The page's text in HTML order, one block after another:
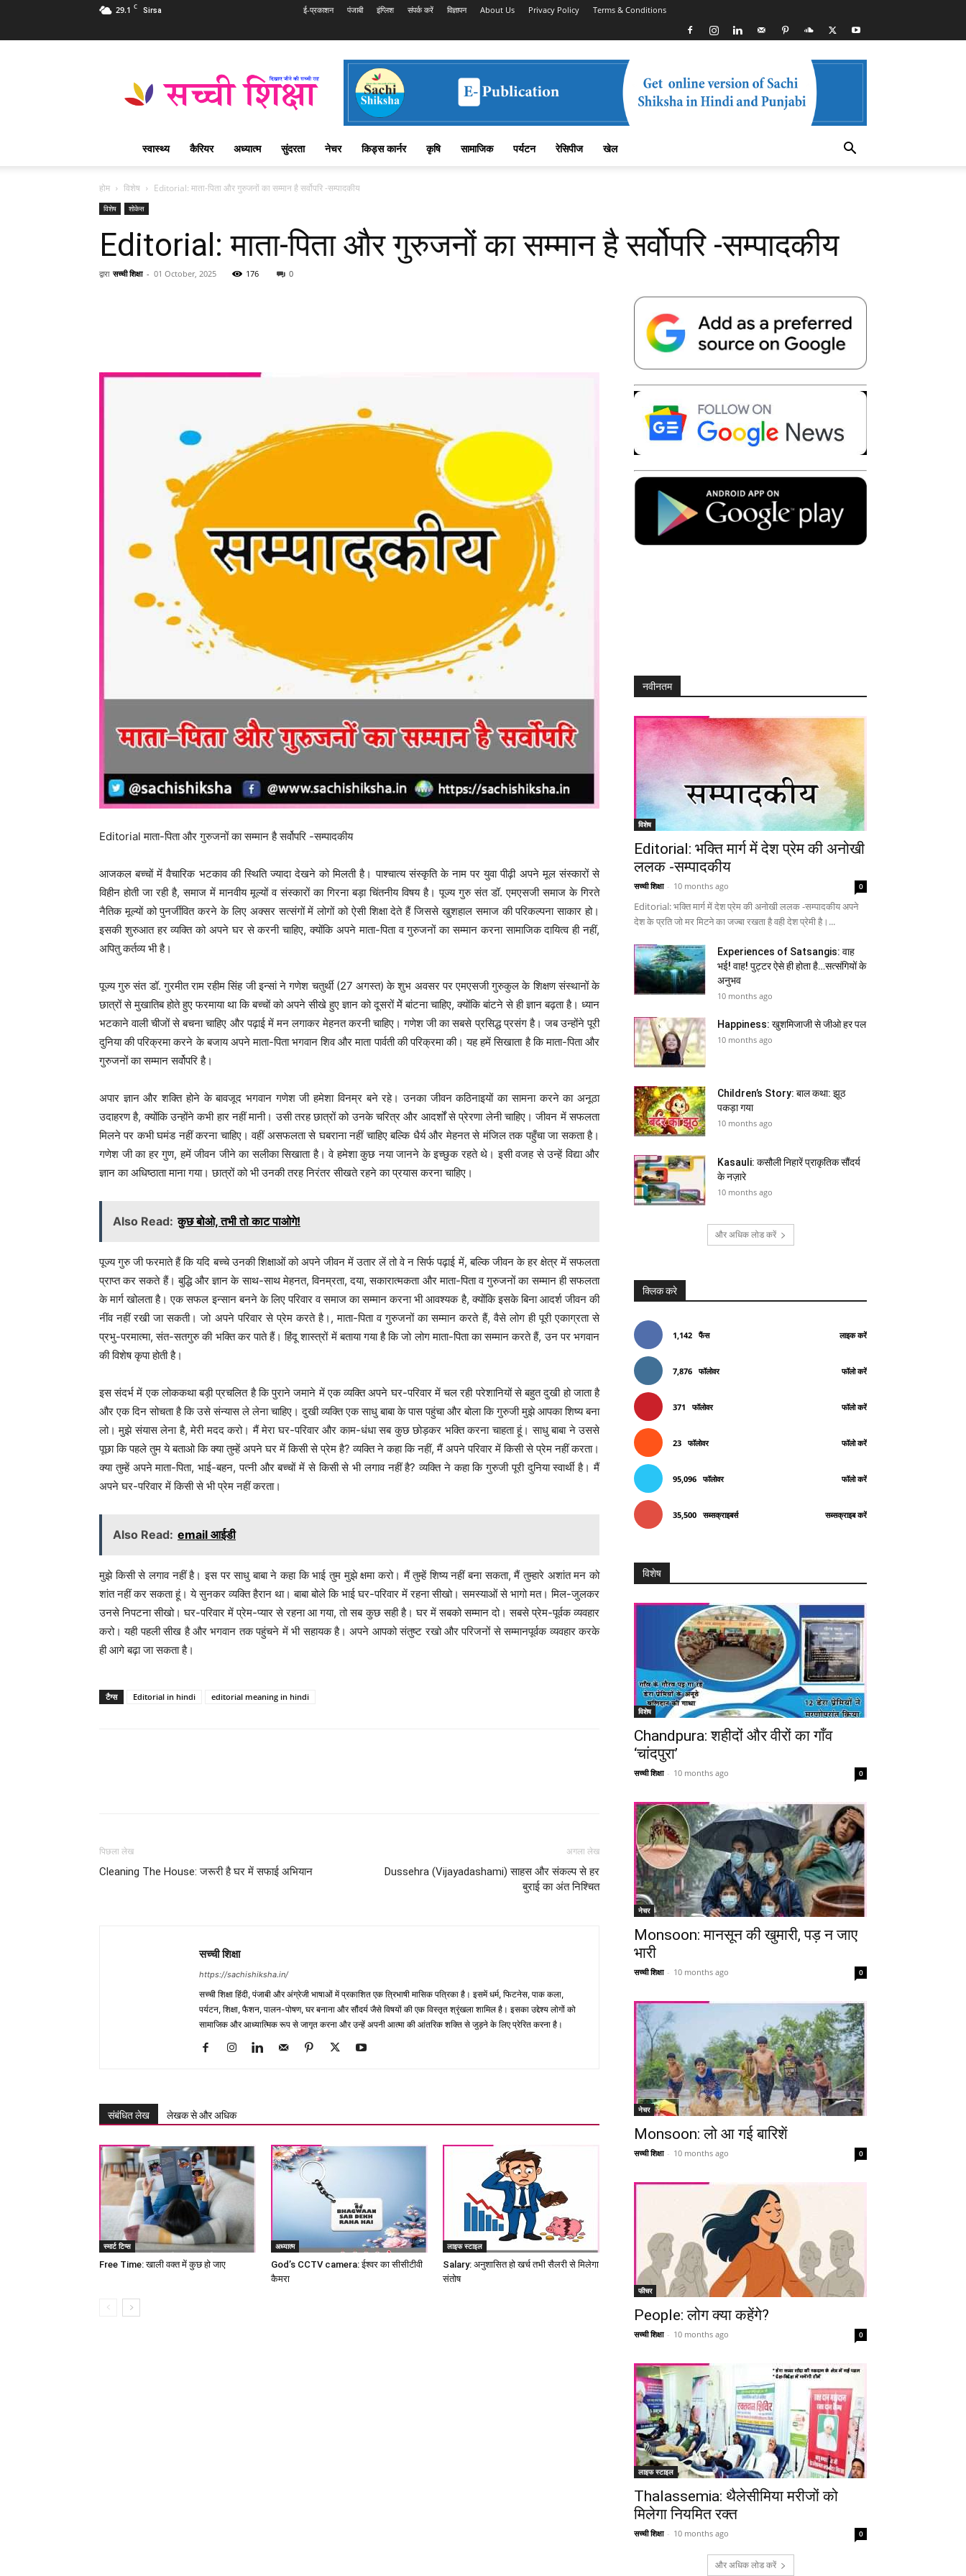
29.1 C Sirsa ई-प्रकाशन पंजाबी इंग्लिश संपर्क करें विज्ञापन About Us Privacy Policy Terms & Conditions
Shiksha
शिक्षा
पत्रिका
स्वास्थ्य कैरियर अध्यात्म सुंदरता नेचर किड्स कार्नर कृषि सामाजिक पर्यटन रेसिपीज खेल
होम विशेष Editorial: माता-पिता और गुरुजनों का सम्मान है सर्वोपरि -सम्पादकीय
विशेष शोकेस
Editorial: माता-पिता और गुरुजनों का सम्मान है सर्वोपरि -सम्पादकीय
द्वारा सच्ची शिक्षा - 01 October, 2025 176 0
Telegram Copy URL
Editorial माता-पिता और गुरुजनों का सम्मान है सर्वोपरि -सम्पादकीय
आजकल बच्चों में वैचारिक भटकाव की स्थिति ज्यादा देखने को मिलती है। पाश्चात्य संस्कृति के नाम पर युवा पीढ़ी अपने मूल संस्कारों से
विहीन होती जा रही है, समाज में मानवीय मूल्यों व संस्कारों का गिरना बड़ा चिंतनीय विषय है। पूज्य गुरु संत डॉ. एमएसजी समाज के गिरते
नैतिक मूल्यों को पुनर्जीवित करने के लिए अक्सर सत्संगों में लोगों को ऐसी शिक्षा देते हैं जिससे खुशहाल समाज की परिकल्पना साकार हो।
इसकी शुरुआत हर व्यक्ति को अपने घर से करनी चाहिए, क्योंकि अपने माता-पिता व गुरुजनों का सम्मान करना सामाजिक दायित्व ही नहीं,
अपितु कर्तव्य भी है।
पूज्य गुरु संत डॉ. गुरमीत राम रहीम सिंह जी इन्सां ने गणेश चतुर्थी (27 अगस्त) के शुभ अवसर पर एमएसजी गुरुकुल के शिक्षण संस्थानों के
छात्रों से मुखातिब होते हुए फरमाया था कि बच्चों को अपने सीखे हुए ज्ञान को दूसरों मेें बांटना चाहिए, क्योंकि बांटने से ही ज्ञान बढ़ता है। ध्यान
भटकाने वाली चीजों से बचना चाहिए और पढ़ाई में मन लगाकर मेहनत करनी चाहिए। गणेश जी का सबसे प्रसिद्ध प्रसंग है। जब उन्होंने पूरी
दुनिया की परिक्रमा करने के बजाय अपने माता-पिता भगवान शिव और माता पार्वती की परिक्रमा की। यह हमें सिखाता है कि माता-पिता और
गुरुजनों का सम्मान सर्वोपरि है।
अपार ज्ञान और शक्ति होने के बावजूद भगवान गणेश जी हमेशा विनम्र बने रहे। उनका जीवन कठिनाइयों का सामना करने का अनूठा
उदाहरण है, क्योंकि उन्होंने कभी हार नहीं मानी। उसी तरह छात्रों को उनके चरित्र और आदर्शों से प्रेरणा लेनी चाहिए। जीवन में सफलता
मिलने पर कभी घमंड नहीं करना चाहिए। वहीं असफलता से घबराना नहीं चाहिए बल्कि धैर्य और मेहनत से मंजिल तक पहुँचा जा सकता है।
गणेश जी का हर गुण, हमें जीवन जीने का सलीका सिखाता है। वे हमेशा कुछ नया जानने के इच्छुक रहते थे। इसी वजह से उन्हें विद्या और
ज्ञान का अधिष्ठाता माना गया। छात्रों को भी उनकी तरह निरंतर सीखते रहने का प्रयास करना चाहिए।
Also Read: कुछ बोओ, तभी तो काट पाओगे!
पूज्य गुरु जी फरमाते हैं कि यदि बच्चे उनकी शिक्षाओं को अपने जीवन में उतार लें तो वे न सिर्फ पढ़ाई में, बल्कि जीवन के हर क्षेत्र में सफलता
प्राप्त कर सकते हैं। बुद्धि और ज्ञान के साथ-साथ मेहनत, विनम्रता, दया, सकारात्मकता और माता-पिता व गुरुजनों का सम्मान ही सफलता
के मार्ग खोलता है। एक सफल इन्सान बनने के लिए परिवार व समाज का सम्मान करना भी आवश्यक है, क्योंकि इसके बिना आदर्श जीवन की
नींव नहीं रखी जा सकती। जो अपने परिवार से प्रेम करते है।, माता-पिता व गुरुजनों का सम्मान करते हैं, वैसे लोग ही पूरी एकाग्रता से
प्रभु-परमात्मा, संत-सतगुरु की भक्ति कर पाते हैं। हिंदू शास्त्रों में बताया गया है कि जो लोग माता-पिता का सम्मान करते हैं, उन पर भगवान
की विशेष कृपा होती है।
इस संदर्भ में एक लोककथा बड़ी प्रचलित है कि पुराने जमाने में एक व्यक्ति अपने घर-परिवार में चल रही परेशानियों से बहुत दुखी हो जाता है
और एक दिन सोचता है कि उसे संन्यास ले लेना चाहिए। दुखी व्यक्ति एक साधु बाबा के पास पहुंचा और बोला कि गुरुजी मुझे आपका शिष्य बना
लो। मुझे संयास लेना है, मेरी मदद करो। मैं मेरा घर-परिवार और काम-धंधा सब कुछ छोड़कर भक्ति करना चाहता हूं। साधु बाबा ने उससे
पूछा कि पहले तुम ये बताओ कि क्या तुम्हें अपने घर में किसी से प्रेम है? व्यक्ति ने कहा कि नहीं, मैं अपने परिवार में किसी से प्रेम नहीं करता।
क्या तुम्हें अपने माता-पिता, भाई-बहन, पत्नी और बच्चों में से किसी से भी लगाव नहीं है? व्यक्ति ने कहा कि गुरुजी पूरी दुनिया स्वार्थी है। मैं
अपने घर-परिवार में किसी से भी प्रेम नहीं करता।
Also Read: email आईडी
मुझे किसी से लगाव नहीं है। इस पर साधु बाबा ने कहा कि भाई तुम मुझे क्षमा करो। मैं तुम्हें शिष्य नहीं बना सकता, मैं तुम्हारे अशांत मन को
शांत नहीं कर सकता हूं। ये सुनकर व्यक्ति हैरान था। बाबा बोले कि भाई घर-परिवार में रहना सीखो। समस्याओं से भागो मत। मिल-जुलकर
उनसे निपटना सीखो। घर-परिवार में प्रेम-प्यार से रहना आ गया, तो सब कुछ सही है। घर में सबको सम्मान दो। सबसे प्रेम-पूर्वक व्यवहार
करो। यही पहली सीख है और भगवान तक पहुंचने में भी सहायक है। अपने आपको संतुष्ट रखो और परिजनों से सम्मानपूर्वक व्यवहार करके
ही आगे बढ़ा जा सकता है।
टैग्स Editorial in hindi editorial meaning in hindi
पिछला लेख
Cleaning The House: जरूरी है घर में सफाई अभियान
अगला लेख
Dussehra (Vijayadashami) साहस और संकल्प से हर
बुराई का अंत निश्चित
सच्ची शिक्षा
https://sachishiksha.in/
सच्ची शिक्षा हिंदी, पंजाबी और अंग्रेजी भाषाओं में प्रकाशित एक त्रिभाषी मासिक पत्रिका है। इसमें धर्म, फिटनेस, पाक कला,
पर्यटन, शिक्षा, फैशन, पालन-पोषण, घर बनाना और सौंदर्य जैसे विषयों की एक विस्तृत श्रृंखला शामिल है। इसका उद्देश्य लोगों को
सामाजिक और आध्यात्मिक रूप से जागृत करना और उन्हें अपनी आत्मा की आंतरिक शक्ति से जुड़ने के लिए प्रेरित करना है।
संबंधित लेख लेखक से और अधिक
स्मार्ट टिप्स
Free Time: खाली वक्त में कुछ हो जाए
अध्यात्म
God’s CCTV camera: ईश्वर का सीसीटीवी
कैमरा
लाइफ स्टाइल
Salary: अनुशासित हो खर्च तभी सैलरी से मिलेगा
संतोष
नवीनतम
विशेष
Editorial: भक्ति मार्ग में देश प्रेम की अनोखी
ललक -सम्पादकीय
सच्ची शिक्षा - 10 months ago 0
Editorial: भक्ति मार्ग में देश प्रेम की अनोखी ललक -सम्पादकीय अपने
देश के प्रति जो मर मिटने का जज्बा रखता है वही देश प्रेमी है।...
Experiences of Satsangis: वाह
भई! वाह! पुट्टर ऐसे ही होता है…सत्संगियों के
अनुभव
10 months ago
Happiness: खुशमिजाजी से जीओ हर पल
10 months ago
Children’s Story: बाल कथा: झूठ
पकड़ा गया
10 months ago
Kasauli: कसौली निहारें प्राकृतिक सौंदर्य
के नज़ारे
10 months ago
और अधिक लोड करें
क्लिक करे
1,142 फैंस लाइक करें
7,876 फॉलोवर फॉलो करें
371 फॉलोवर फॉलो करें
23 फॉलोवर फॉलो करें
95,096 फॉलोवर फॉलो करें
35,500 सब्सक्राइबर्स सब्सक्राइब करें
विशेष
विशेष
Chandpura: शहीदों और वीरों का गाँव
‘चांदपुरा’
सच्ची शिक्षा - 10 months ago 0
नेचर
Monsoon: मानसून की खुमारी, पड़ न जाए
भारी
सच्ची शिक्षा - 10 months ago 0
नेचर
Monsoon: लो आ गई बारिशें
सच्ची शिक्षा - 10 months ago 0
फीचर
People: लोग क्या कहेंगे?
सच्ची शिक्षा - 10 months ago 0
लाइफ स्टाइल
Thalassemia: थैलेसीमिया मरीजों को
मिलेगा नियमित रक्त
सच्ची शिक्षा - 10 months ago 0
और अधिक लोड करें